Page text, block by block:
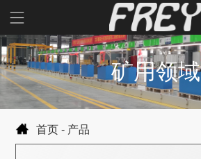
矿用领域
首页 - 产品